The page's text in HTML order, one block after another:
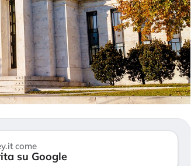
come
su Google
«La mia vita è rovinata». Investitori
in preda al panico dopo lo scoppio
della bolla AI
Kospi, mentre gli investitori retail (…)
30 luglio 2026